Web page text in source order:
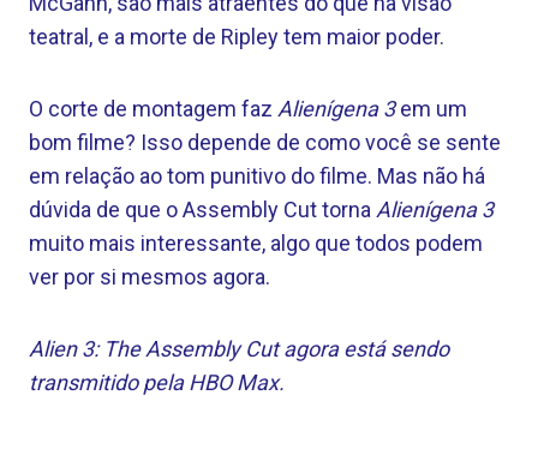
teatral, e a morte de Ripley tem maior poder.
O corte de montagem faz Alienígena 3em um
bom filme? Isso depende de como você se sente
em relação ao tom punitivo do filme. Mas não há
dúvida de que o Assembly Cut torna Alienígena 3
muito mais interessante, algo que todos podem
ver por si mesmos agora.
Alien 3: The Assembly Cut agora está sendo
transmitido pela HBO Max.